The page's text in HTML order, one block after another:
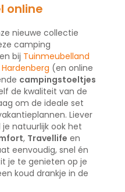
online
nieuwe collectie
camping
bij Tuinmeubelland
(en online
campingstoeltjes
de kwaliteit van de
om de ideale set
Liever
natuurlijk ook het
, Travellife en
eenvoudig, snel én
je te genieten op je
koud drankje in de